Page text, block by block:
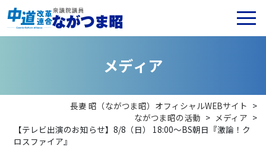
メディア
長妻 昭（ながつま昭）オフィシャルWEBサイト >
ながつま昭の活動 > メディア >
【テレビ出演のお知らせ】8/8（日） 18:00〜BS朝日『激論！ク
ロスファイア』